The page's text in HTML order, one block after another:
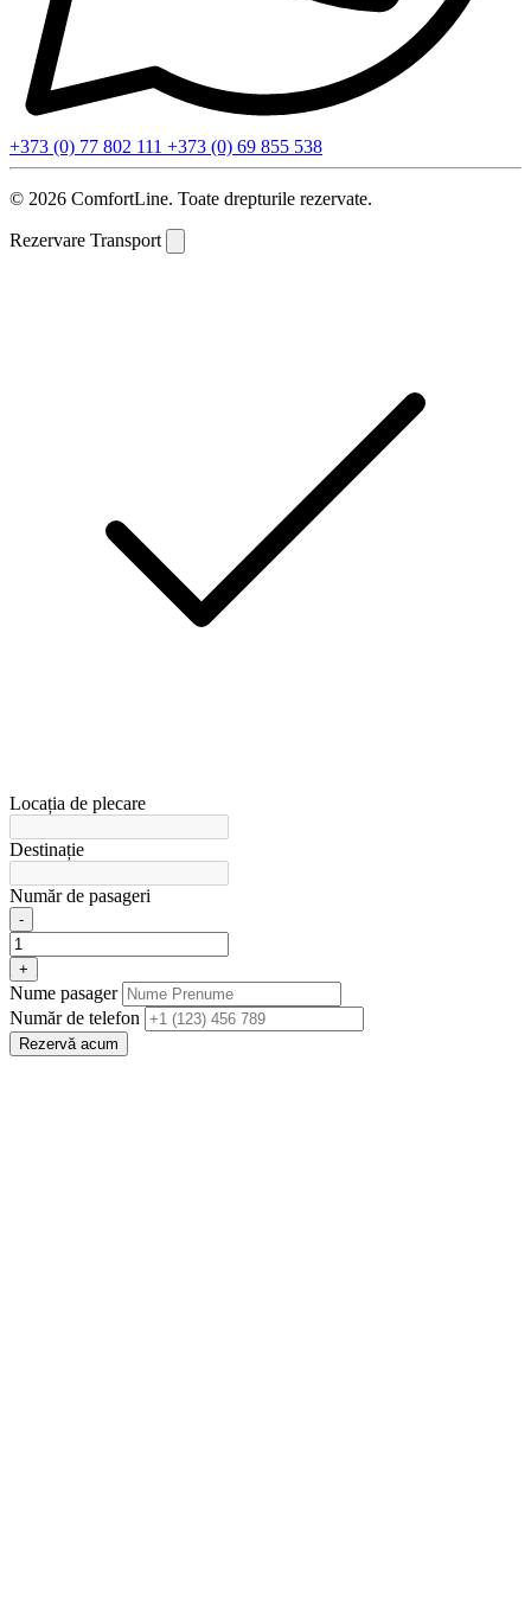
+373 (0) 77 802 111 +373 (0) 69 855 538
© 2026 ComfortLine. Toate drepturile rezervate.
Rezervare Transport
Locația de plecare
Destinație
Număr de pasageri
-
+
Nume pasager
Număr de telefon
Rezervă acum